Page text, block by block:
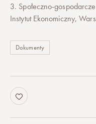
3. Społeczno-
Instytut Ekonomiczny,
Dokumenty